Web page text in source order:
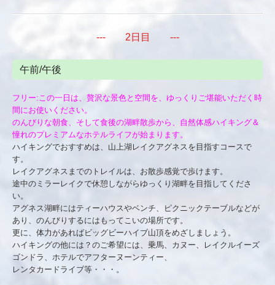
--- 2日目 ---
午前/午後
フリー:この一日は、贅沢な景色と空間を、ゆっくりご堪能いただく時
間にお使いください。
のんびりな朝食、そして食後の湖畔散歩から、自然体感ハイキング＆
憧れのプレミアムなホテルライフが始まります。
ハイキングでおすすめは、山上湖レイクアグネスを目指すコースで
す。
レイクアグネスまでのトレイルは、お散歩感覚で歩けます。
途中のミラーレイクで休憩しながらゆっくり湖畔を目指してくださ
い。
アグネス湖畔にはティーハウスやベンチ、ピクニックテーブルなどが
あり、のんびりするにはもってこいの場所です。
更に、体力があればビッグビーハイブ山頂をめざしましょう。
ハイキングの他には？のご希望には、乗馬、カヌー、レイクルイーズ
ゴンドラ、ホテルでアフターヌーンティー、
レンタカードライブ等・・・。